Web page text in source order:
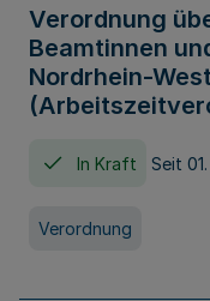
Verordnung
Beamtinnen
Nordrhein-
In Kraft Seit
Verordnung